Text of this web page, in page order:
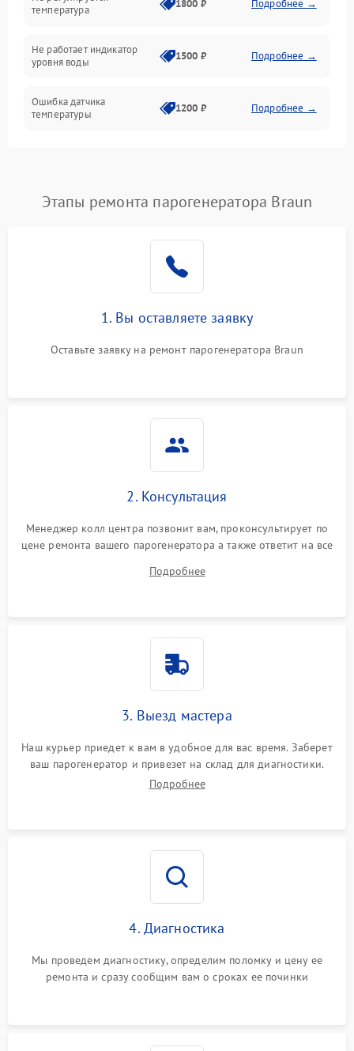
температура
1800 ₽ Подробнее →
Не работает индикатор
уровня воды
1500 ₽ Подробнее →
Ошибка датчика
температуры
1200 ₽ Подробнее →
Ошибка платы управления Подробнее →
1200 ₽
Не подает пар 1800 ₽ Подробнее →
Этапы ремонта парогенератора Braun
1. Вы оставляете заявку
Оставьте заявку на ремонт парогенератора Braun
2. Консультация
Менеджер колл центра позвонит вам, проконсультирует по
цене ремонта вашего парогенератора а также ответит на все
Подробнее
3. Выезд мастера
Наш курьер приедет к вам в удобное для вас время. Заберет
ваш парогенератор и привезет на склад для диагностики.
Подробнее
4. Диагностика
Мы проведем диагностику, определим поломку и цену ее
ремонта и сразу сообщим вам о сроках ее починки